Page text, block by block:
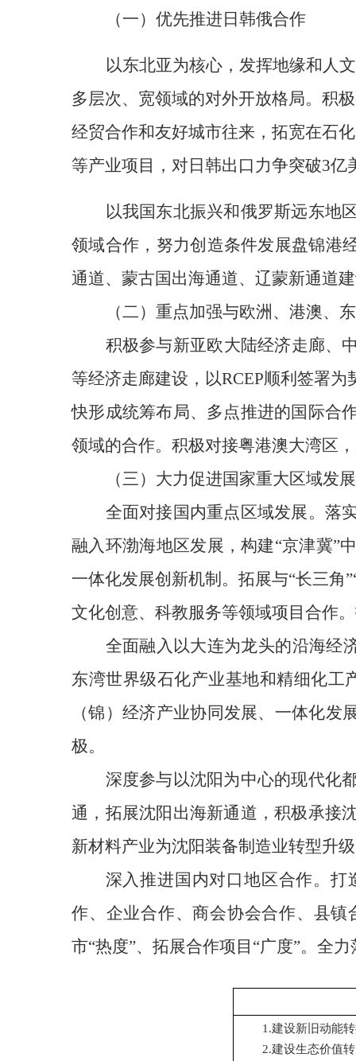
（一） 优先推进日韩俄合作
以东北亚为核心，发挥地缘和人
多层次、宽领域的对外开放格局。积
经贸合作和友好城市往来，拓宽在石
等产业项目，对日韩出口力争突破3亿
以我国东北振兴和俄罗斯远东地
领域合作，努力创造条件发展盘锦港
通道、蒙古国出海通道、辽蒙新通道
（二） 重点加强与欧洲、港澳、
积极参与新亚欧大陆经济走廊、
等经济走廊建设，以RCEP顺利签署
快形成统筹布局、多点推进的国际合
领域的合作。积极对接粤港澳大湾区
（三） 大力促进国家重大区域发
全面对接国内重点区域发展。落
融入环渤海地区发展，构建“京津冀”
一体化发展创新机制。拓展与“长三角
文化创意、科教服务等领域项目合作
全面融入以大连为龙头的沿海经
东湾世界级石化产业基地和精细化工
（锦）经济产业协同发展、一体化
极。
深度参与以沈阳为中心的现代化
通，拓展沈阳出海新通道，积极承接
新材料产业为沈阳装备制造业转型升
深入推进国内对口地区合作。打
作、企业合作、商会协会合作、县
市“热度”、拓展合作项目“广度”。全
1.建设新旧动能
2.建设生态价值